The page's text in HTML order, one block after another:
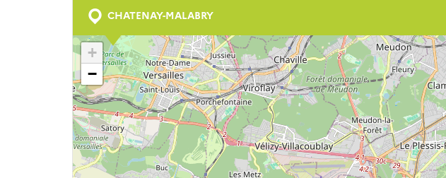
CHATENAY-MALABRY
+
−